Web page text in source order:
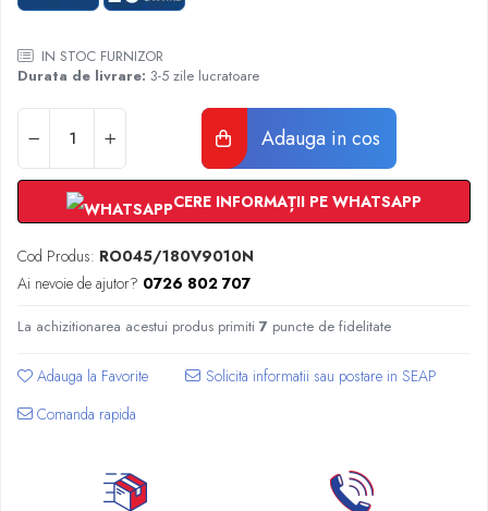
Radiatoare Otel Vogel&Noot
Radiatoare de Baie Purmo Banga
Detectoare
Termostate centrala ambient
Detectoare de gaz si electrovalve
Detectoare de inundatie
Stabilizatoare de tensiune
Panouri solare apa calda
Accesorii panouri solare apa calda
Panouri solare nepresurizate
Automatizari panouri solare
Grupuri de pompare panouri solare
IN STOC FURNIZOR
Durata de livrare: 3-5 zile lucratoare
Adauga in cos
CERE INFORMAȚII PE WHATSAPP
Cod Produs: RO045/180V9010N
Ai nevoie de ajutor? 0726 802 707
La achizitionarea acestui produs primiti 7 puncte de fidelitate
Adauga la Favorite
Comanda rapida